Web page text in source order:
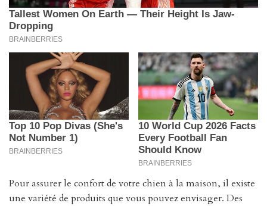
Pour assurer le confort de votre chien à la maison, il existe
une variété de produits que vous pouvez envisager. Des